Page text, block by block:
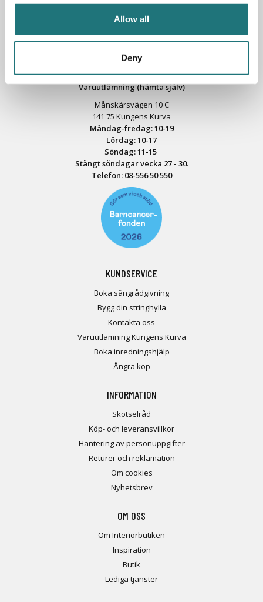
Allow all
Deny
Telefon:08-702 78 22
Se öppettider för helgdag här
Fri parkering på Åsögatan 121
Varuutlämning (hämta själv)
Månskärsvägen 10 C
141 75 Kungens Kurva
Måndag-fredag: 10-19
Lördag: 10-17
Söndag: 11-15
Stängt söndagar vecka 27 - 30.
Telefon: 08-556 50 550
KUNDSERVICE
Boka sängrådgivning
Bygg din stringhylla
Kontakta oss
Varuutlämning Kungens Kurva
Boka inredningshjälp
Ångra köp
INFORMATION
Skötselråd
Köp- och leveransvillkor
Hantering av personuppgifter
Returer och reklamation
Om cookies
Nyhetsbrev
OM OSS
Om Interiörbutiken
Inspiration
Butik
Lediga tjänster